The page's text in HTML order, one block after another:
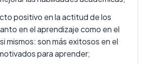
positivo en la actitud de los
en el aprendizaje como en el
mismos: son más exitosos en el
para aprender;